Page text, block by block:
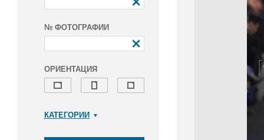
№ ФОТОГРАФИИ
ОРИЕНТАЦИЯ
КАТЕГОРИИ